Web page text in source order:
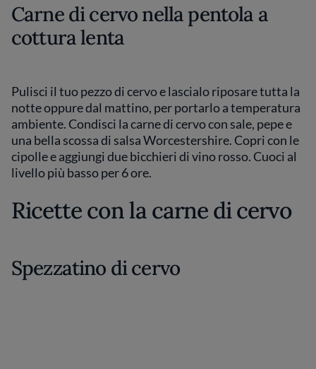
Carne di cervo nella pentola a
cottura lenta
Pulisci il tuo pezzo di cervo e lascialo riposare tutta la
notte oppure dal mattino, per portarlo a temperatura
ambiente. Condisci la carne di cervo con sale, pepe e
una bella scossa di salsa Worcestershire. Copri con le
cipolle e aggiungi due bicchieri di vino rosso. Cuoci al
livello più basso per 6 ore.
Ricette con la carne di cervo
Spezzatino di cervo